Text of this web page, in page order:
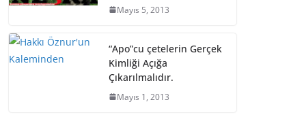
Mayıs 5, 2013
“Apo”cu çetelerin Gerçek
Kimliği Açığa
Çıkarılmalıdır.
Mayıs 1, 2013